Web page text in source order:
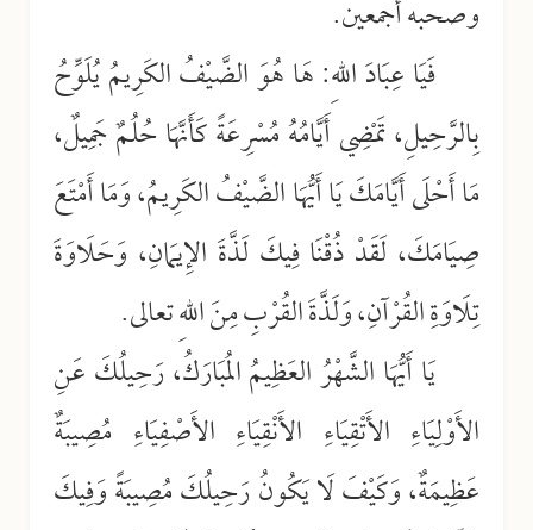
وصحبه أجمعين.
فَيَا عِبَادَ اللهِ: هَا هُوَ الضَّيْفُ الكَرِيمُ يُلَوِّحُ
بِالرَّحِيلِ، تَمْضِي أَيَّامُهُ مُسْرِعَةً كَأَنَّهَا حُلُمٌ جَمِيلٌ،
مَا أَحْلَى أَيَّامَكَ يَا أَيُّهَا الضَّيْفُ الكَرِيمُ، وَمَا أَمْتَعَ
صِيَامَكَ، لَقَدْ ذُقْنَا فِيكَ لَذَّةَ الإِيمَانِ، وَحَلَاوَةَ
تِلَاوَةِ القُرْآنِ، وَلَذَّةَ القُرْبِ مِنَ اللهِ تعالى.
يَا أَيُّهَا الشَّهْرُ العَظِيمُ المُبَارَكُ، رَحِيلُكَ عَنِ
الأَوْلِيَاءِ الأَتْقِيَاءِ الأَنْقِيَاءِ الأَصْفِيَاءِ مُصِيبَةٌ
عَظِيمَةٌ، وَكَيْفَ لَا يَكُونُ رَحِيلُكَ مُصِيبَةً وَفِيكَ